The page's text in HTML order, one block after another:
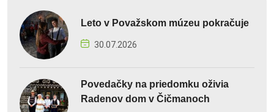
Leto v Považskom múzeu pokračuje
30.07.2026
Povedačky na priedomku oživia
Radenov dom v Čičmanoch